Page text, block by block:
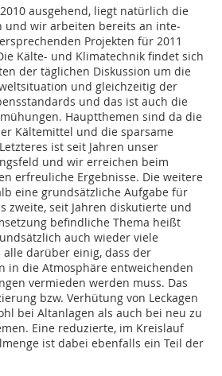
ausgehend, liegt natürlich die
und wir arbeiten bereits an inte­
Projekten für 2011
Kälte- und Klimatechnik findet sich
der täglichen Diskussion um die
und gleichzeitig der
und das ist auch die
Hauptthemen sind da die
Kältemittel und die sparsame
ist seit Jahren unser
und wir erreichen beim
erfreuliche Ergebnisse. Die weitere
eine grundsätzliche Aufgabe für
zweite, seit Jahren diskutierte und
befindliche Thema heißt
auch wieder viele
alle darüber einig, dass der
in die Atmosphäre entweichenden
vermieden werden muss. Das
bzw. Verhütung von Leckagen
bei Altanlagen als auch bei neu zu
Eine reduzierte, im Kreislauf
ist dabei ebenfalls ein Teil der